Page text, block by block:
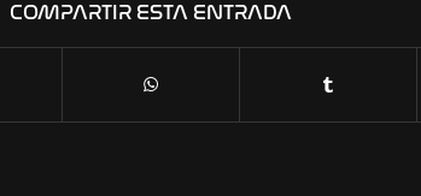
COMPARTIR ESTA ENTRADA